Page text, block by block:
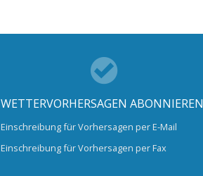
WETTERVORHERSAGEN ABONNIEREN
Einschreibung für Vorhersagen per E-Mail
Einschreibung für Vorhersagen per Fax